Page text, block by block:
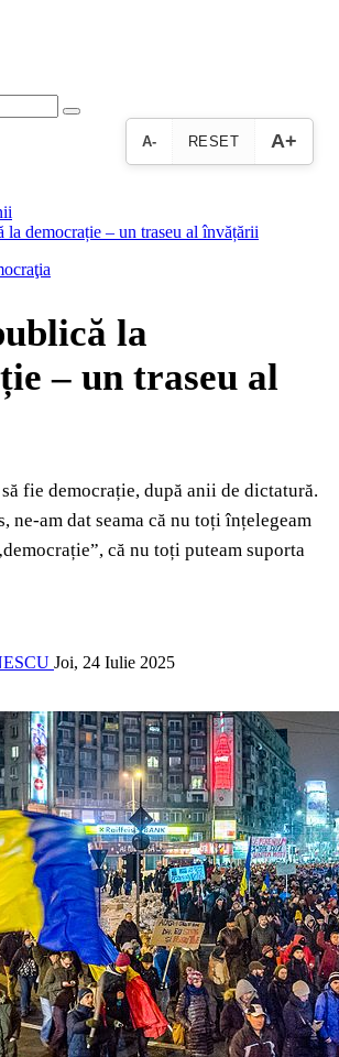
A- RESET A+
la democrație – un traseu al învățării
la
– un traseu al
fie democrație, după anii de dictatură.
ne-am dat seama că nu toți înțelegeam
că nu toți puteam suporta
Joi, 24 Iulie 2025